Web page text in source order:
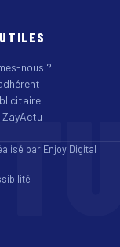
nous ?
par Enjoy Digital